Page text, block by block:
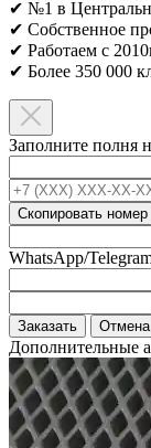
✔ №1 в
✔ Собственное
✔ Работаем с
✔ Более 350 000
Заполните полня
Скопировать номер
WhatsApp/
Заказать Отмена
Дополнительные